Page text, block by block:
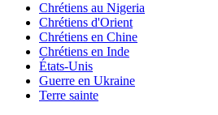
Chrétiens au Nigeria
Chrétiens d'Orient
Chrétiens en Chine
Chrétiens en Inde
États-Unis
Guerre en Ukraine
Terre sainte